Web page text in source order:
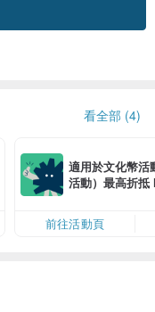
看全部 (4)
適用於文化幣活
活動）最高折抵
前往活動頁